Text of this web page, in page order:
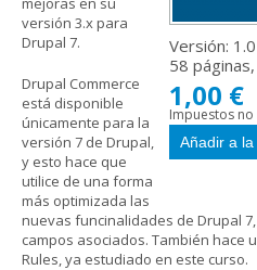
Versión:
58
1,00 €
Impuestos
versión 3.x para
Drupal 7.
Drupal Commerce
está disponible
únicamente para la
versión 7 de Drupal,
y esto hace que
utilice de una forma
más optimizada las
nuevas funcinalidades de Drupal
campos asociados. También hace
Rules, ya estudiado en este curso.